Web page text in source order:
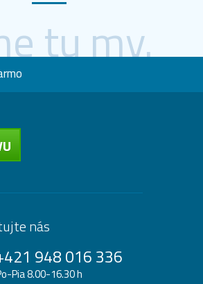
tu my.
nás
948 016 336
Pia 8.00-16.30 h